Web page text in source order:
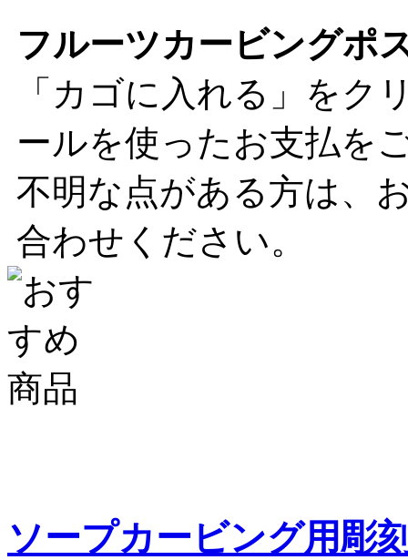
フルーツカービングポ
「カゴに入れる」をク
ールを使ったお支払を
不明な点がある方は、
合わせください。
ソープカービング用彫